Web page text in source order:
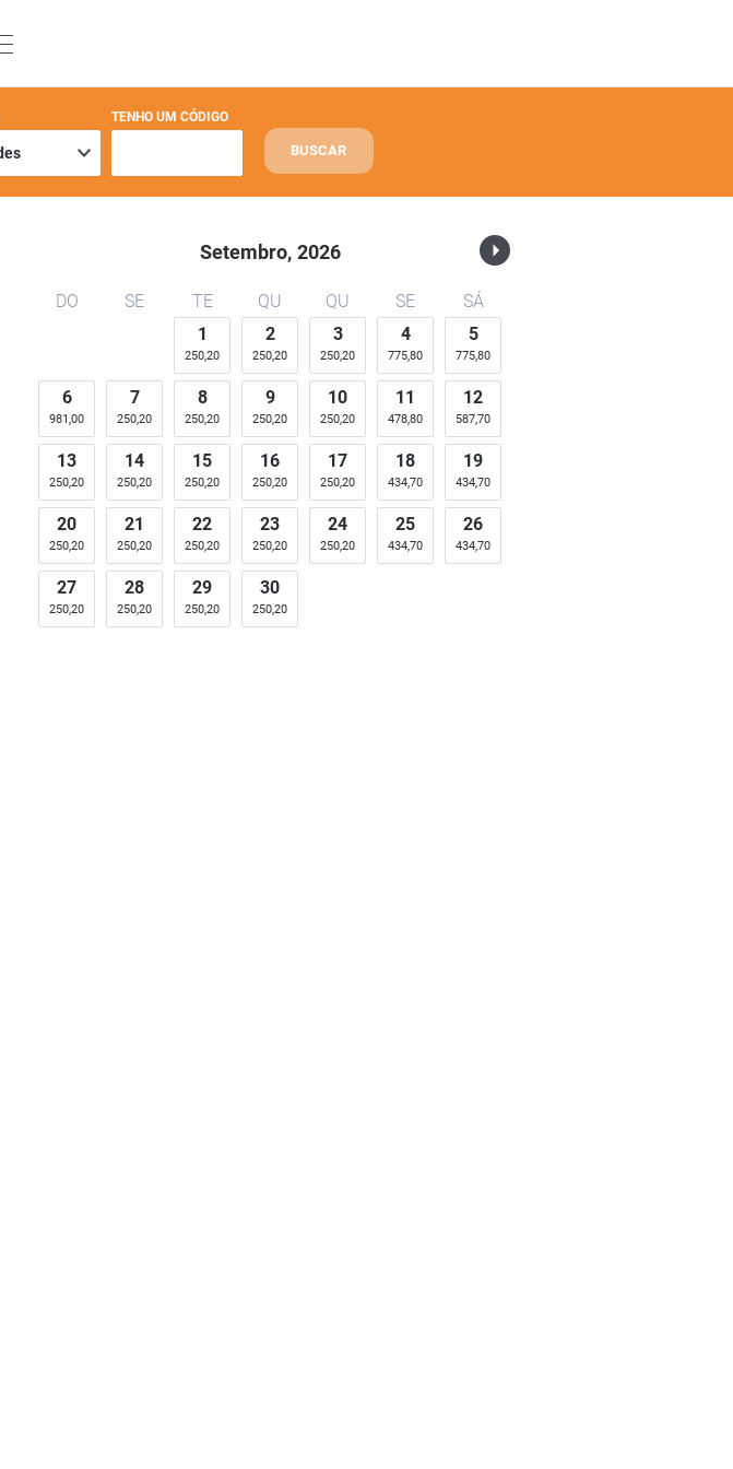
TENHO UM CÓDIGO
BUSCAR
Setembro, 2026
DO SE TE QU QU SE
SÁ
1
250,20
2
250,20
3
250,20
4
775,80
5
775,80
6
981,00
7
250,20
8
250,20
9
250,20
10
250,20
11
478,80
12
587,70
13
250,20
14
250,20
15
250,20
16
250,20
17
250,20
18
434,70
19
434,70
20
250,20
21
250,20
22
250,20
23
250,20
24
250,20
25
434,70
26
434,70
27
250,20
28
250,20
29
250,20
30
250,20